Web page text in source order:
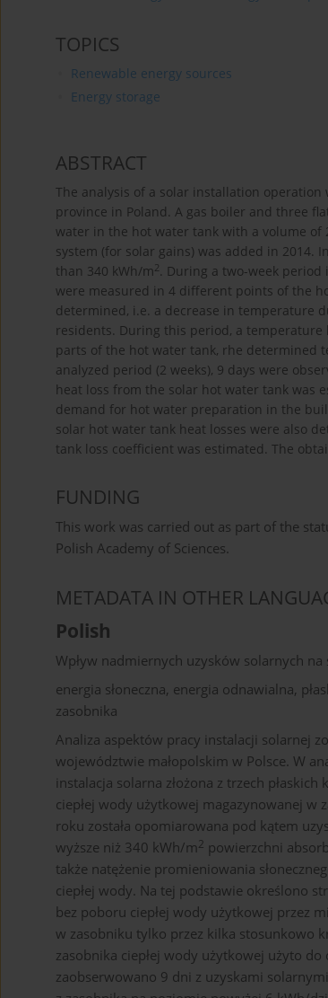
TOPICS
Renewable energy sources
Energy storage
ABSTRACT
The analysis of a solar installation operation
province in Poland. A gas boiler and three
water in the hot water tank with a volume of
system (for solar gains) was added in 2014.
than 340 kWh/m2. During a two-week
were measured in 4 different points of the
determined, i.e. a decrease in temperature
residents. During this period, a temperature
parts of the hot water tank, rhe determined
analyzed period (2 weeks), 9 days were
heat loss from the solar hot water tank was
demand for hot water preparation in the
solar hot water tank heat losses were also
tank loss coefficient was estimated. The
FUNDING
This work was carried out as part of the
Polish Academy of Sciences.
METADATA IN OTHER
Polish
Wpływ nadmiernych uzysków solarnych
energia słoneczna, energia odnawialna,
zasobnika
Analiza aspektów pracy instalacji solarnej
województwie małopolskim w Polsce. W
instalacja solarna złożona z trzech
ciepłej wody użytkowej magazynowanej w
roku została opomiarowana pod kątem
wyższe niż 340 kWh/m2 powierzchni
także natężenie promieniowania
ciepłej wody. Na tej podstawie określono
bez poboru ciepłej wody użytkowej przez
w zasobniku tylko przez kilka stosunkowo
zasobnika ciepłej wody użytkowej użyto
zaobserwowano 9 dni z uzyskami